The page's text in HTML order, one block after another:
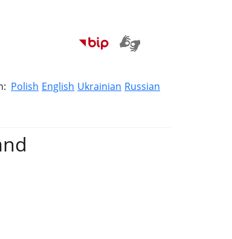
Polish English Ukrainian Russian